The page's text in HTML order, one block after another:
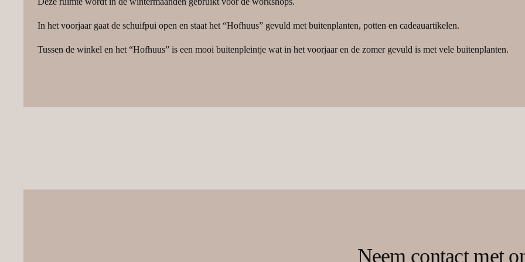
In het voorjaar gaat de schuifpui open en staat het “Hofhuus” gevuld met buitenplanten, potten en cadeauartikelen.
Tussen de winkel en het “Hofhuus” is een mooi buitenpleintje wat in het voorjaar en de zomer gevuld is met vele buitenplanten.
Neem contact met